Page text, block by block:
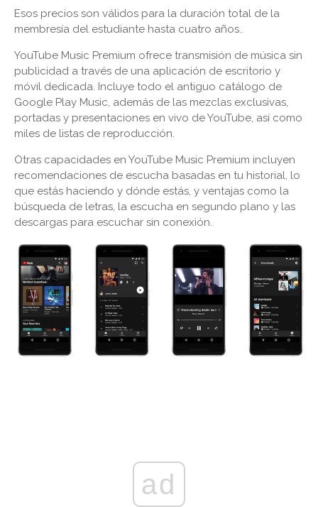
Esos precios son válidos para la duración total de la
membresía del estudiante hasta cuatro años..
YouTube Music Premium ofrece transmisión de música sin
publicidad a través de una aplicación de escritorio y
móvil dedicada. Incluye todo el antiguo catálogo de
Google Play Music, además de las mezclas exclusivas,
portadas y presentaciones en vivo de YouTube, así como
miles de listas de reproducción.
Otras capacidades en YouTube Music Premium incluyen
recomendaciones de escucha basadas en tu historial, lo
que estás haciendo y dónde estás, y ventajas como la
búsqueda de letras, la escucha en segundo plano y las
descargas para escuchar sin conexión.
ad